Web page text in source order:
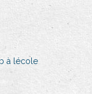
à lécole